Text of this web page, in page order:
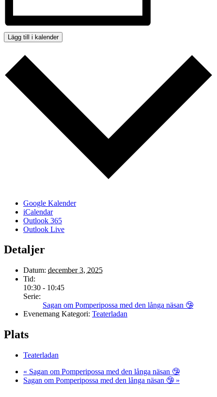
Lägg till i kalender
Google Kalender
iCalendar
Outlook 365
Outlook Live
Detaljer
Datum: december 3, 2025
Tid:
10:30 - 10:45
Serie:
Sagan om Pomperipossa med den långa näsan 🤥
Evenemang Kategori: Teaterladan
Plats
Teaterladan
« Sagan om Pomperipossa med den långa näsan 🤥
Sagan om Pomperipossa med den långa näsan 🤥 »